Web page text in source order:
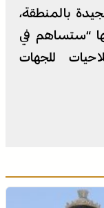
بالمنطقة،
“ستساهم في
للجهات